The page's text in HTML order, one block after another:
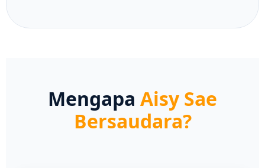
Mengapa Aisy Sae
Bersaudara?